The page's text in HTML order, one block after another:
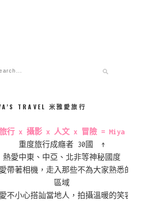
TRAVEL 米雅愛旅行
旅行 x 攝影 x 人文 x 冒險 = Miya
重度旅行成癮者 30國 ↑
熱愛中東、中亞、北非等神秘國度
帶著相機，走入那些不為大家熟悉的
區域
不小心搭訕當地人，拍攝溫暖的笑容